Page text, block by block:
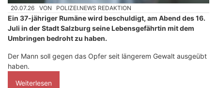
20.07.26 VON POLIZEI.NEWS REDAKTION
Ein 37-jähriger Rumäne wird beschuldigt, am Abend des 16.
Juli in der Stadt Salzburg seine Lebensgefährtin mit dem
Umbringen bedroht zu haben.
Der Mann soll gegen das Opfer seit längerem Gewalt ausgeübt
haben.
Weiterlesen